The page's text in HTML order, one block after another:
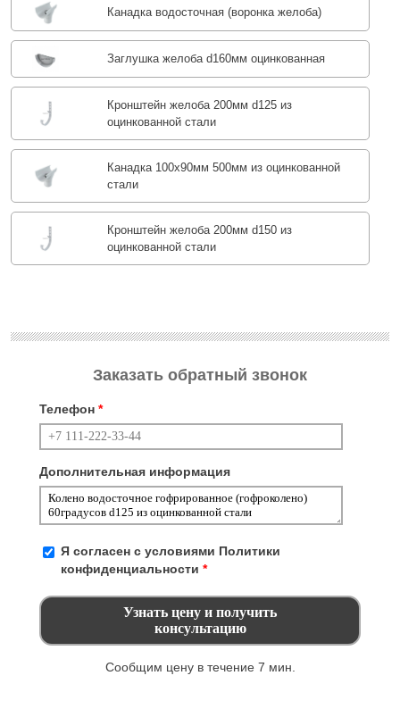
Канадка водосточная (воронка желоба)
Заглушка желоба d160мм оцинкованная
Кронштейн желоба 200мм d125 из
оцинкованной стали
Канадка 100x90мм 500мм из оцинкованной
стали
Кронштейн желоба 200мм d150 из
оцинкованной стали
Заказать обратный звонок
Телефон *
Дополнительная информация
Я согласен с условиями Политики
конфиденциальности *
Сообщим цену в течение 7 мин.